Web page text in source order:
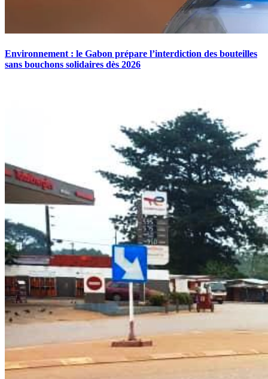
Environnement : le Gabon prépare l’interdiction des bouteilles
sans bouchons solidaires dès 2026